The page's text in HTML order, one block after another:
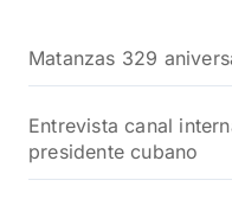
Matanzas 329
Entrevista canal
presidente cubano